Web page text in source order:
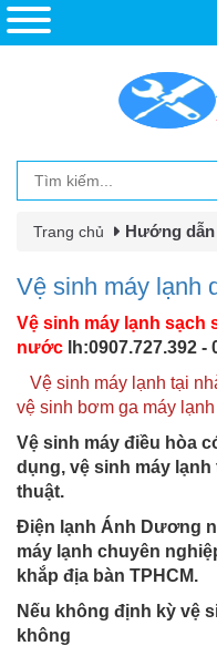
Trang chủ Hướng dẫn
Vệ sinh máy lạnh
Vệ sinh máy lạnh sạch
nước lh:0907.727.392 -
Vệ sinh máy lạnh tại
vệ sinh bơm ga máy
Vệ sinh máy điều hòa
dụng, vệ sinh máy
thuật.
Điện lạnh Ánh Dương
máy lạnh chuyên
khắp địa bàn TPHCM.
Nếu không định kỳ vệ
không